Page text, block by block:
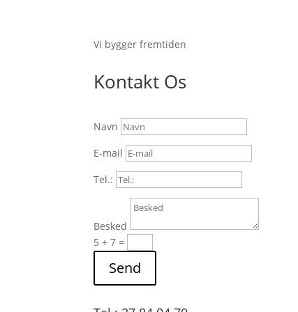
Vi bygger fremtiden
Kontakt Os
Navn
E-mail
Tel.:
Besked
5 + 7 =
Send